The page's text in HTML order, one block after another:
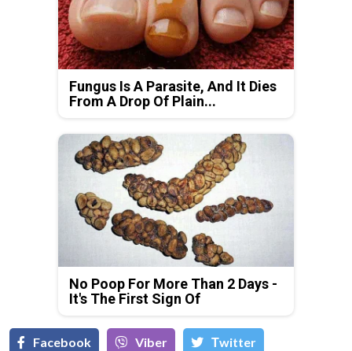
Fungus Is A Parasite, And It Dies
From A Drop Of Plain...
No Poop For More Than 2 Days -
It's The First Sign Of
Facebook Viber Тwitter